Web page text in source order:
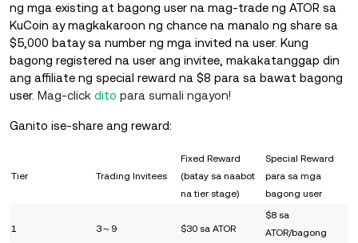
ng mga existing at bagong user na mag-trade ng ATOR sa
KuCoin ay magkakaroon ng chance na manalo ng share sa
$5,000 batay sa number ng mga invited na user. Kung
bagong registered na user ang invitee, makakatanggap din
ang affiliate ng special reward na $8 para sa bawat bagong
user. Mag-click dito para sumali ngayon!
Ganito ise-share ang reward:
Tier Trading Invitees
Fixed Reward
(batay sa naabot
na tier stage)
Special Reward
para sa mga
bagong user
1 3～9 $30 sa ATOR
$8 sa
ATOR/bagong